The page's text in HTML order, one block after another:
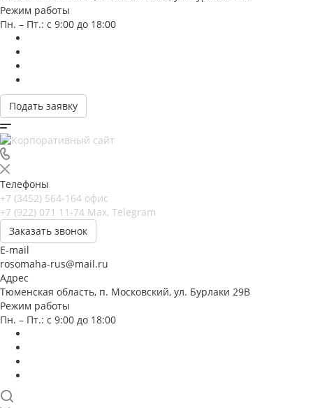
Режим работы
Пн. – Пт.: с 9:00 до 18:00
Подать заявку
Телефоны
+7 (3452) 564-164 офис
+7 (922) 071 11-74 Max, Telegram
Заказать звонок
E-mail
rosomaha-rus@mail.ru
Адрес
Тюменская область, п. Московский, ул. Бурлаки 29В
Режим работы
Пн. – Пт.: с 9:00 до 18:00